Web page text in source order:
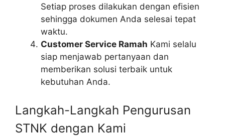
Setiap proses dilakukan dengan efisien
sehingga dokumen Anda selesai tepat
waktu.
Customer Service Ramah Kami selalu
siap menjawab pertanyaan dan
memberikan solusi terbaik untuk
kebutuhan Anda.
Langkah-Langkah Pengurusan
STNK dengan Kami